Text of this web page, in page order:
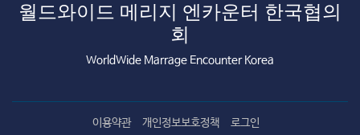
월드와이드 메리지 엔카운터 한국협의
회
WorldWide Marrage Encounter Korea
이용약관 개인정보보호정책 로그인